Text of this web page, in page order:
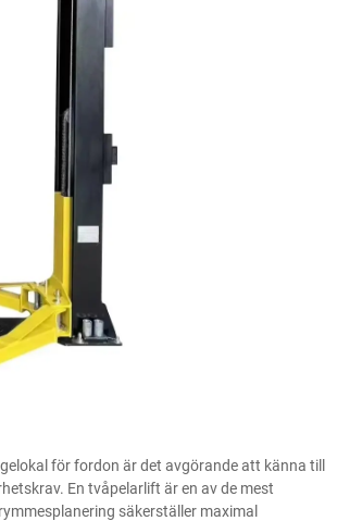
för fordon är det avgörande att känna till
En tvåpelarlift är en av de mest
säkerställer maximal